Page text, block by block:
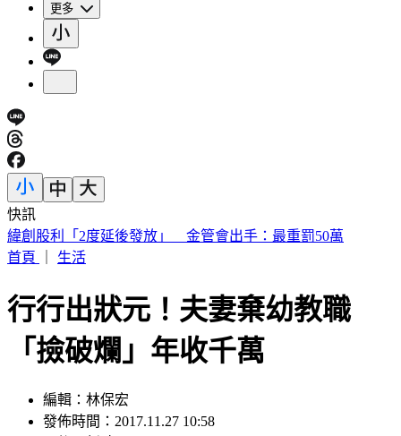
更多
快訊
傅子純「穿病人服回家」生前暖舉惹鼻酸 愛妻心碎：我想你
了
行行出狀元！夫妻棄幼教職
「撿破爛」年收千萬
編輯：林保宏